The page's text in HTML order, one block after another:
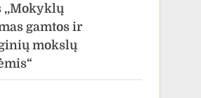
,,Mokyklų
gamtos ir
mokslų